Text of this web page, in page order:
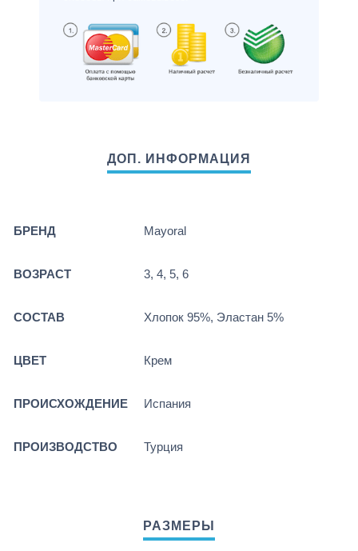
БРЕНД Mayoral
ВОЗРАСТ 3, 4, 5, 6
СОСТАВ Хлопок 95%, Эластан 5%
ЦВЕТ Крем
ПРОИСХОЖДЕНИЕ Испания
ПРОИЗВОДСТВО Турция